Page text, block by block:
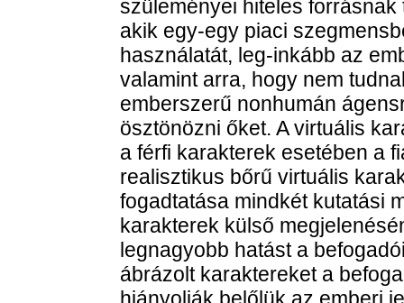
szüleményei hiteles
akik egy-egy piaci
használatát, leg-inkább az
valamint arra, hogy nem
emberszerű nonhumán
ösztönözni őket. A virtuális
a férfi karakterek esetében a
realisztikus bőrű virtuális
fogadtatása mindkét kutatási
karakterek külső
legnagyobb hatást a
ábrázolt karaktereket a